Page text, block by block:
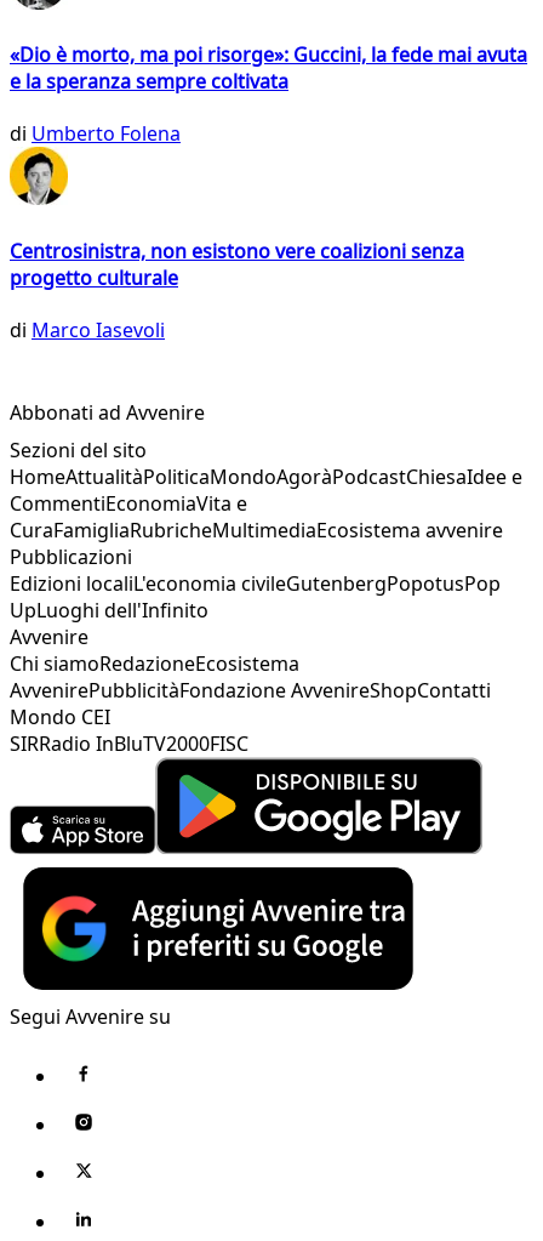
«Dio è morto, ma poi risorge»: Guccini, la fede mai avuta
e la speranza sempre coltivata
di Umberto Folena
Centrosinistra, non esistono vere coalizioni senza
progetto culturale
di Marco Iasevoli
Abbonati ad Avvenire
Sezioni del sito
HomeAttualitàPoliticaMondoAgoràPodcastChiesaIdee e
CommentiEconomiaVita e
CuraFamigliaRubricheMultimediaEcosistema avvenire
Pubblicazioni
Edizioni localiL'economia civileGutenbergPopotusPop
UpLuoghi dell'Infinito
Avvenire
Chi siamoRedazioneEcosistema
AvvenirePubblicitàFondazione AvvenireShopContatti
Mondo CEI
SIRRadio InBluTV2000FISC
Segui Avvenire su